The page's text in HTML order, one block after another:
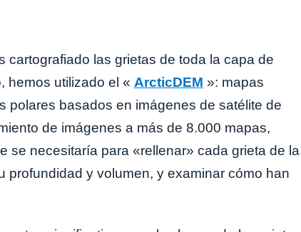
cartografiado las grietas de toda la capa de
hemos utilizado el « ArcticDEM »: mapas
polares basados ​​en imágenes de satélite de
de imágenes a más de 8.000 mapas,
se necesitaría para «rellenar» cada grieta de la
profundidad y volumen, y examinar cómo han